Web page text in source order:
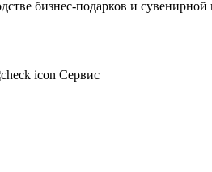
бизнес-подарков и
Сервис